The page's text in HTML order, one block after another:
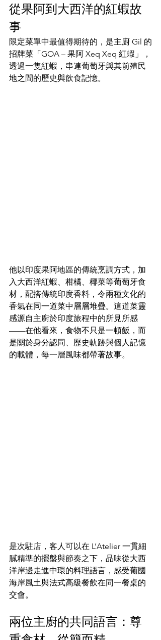
從果阿到大西洋的紅蝦故
事
限定菜單中最值得期待的，是主廚 Gil 的
招牌菜「GOA – 果阿 Xeq Xeq 紅蝦」，
透過一隻紅蝦，串連葡萄牙與其前殖民
地之間的歷史與飲食記憶。​
他以印度果阿地區的傳統烹調方式，加
入大西洋紅蝦、柑橘、椰菜等葡萄牙食
材，配搭傳統印度香料，令兩種文化的
香氣在同一道菜中層層堆疊。​這道菜靈
感源自主廚於印度旅程中的所見所感
——在他看來，食物不只是一頓飯，而
是關於身分認同、歷史軌跡與個人記憶
的載體，每一層風味都帶著故事。​
是次駐店，客人可以在 L’Atelier 一貫細
膩精準的擺盤與節奏之下，品味從大西
洋岸邊走進中環的料理語言，感受葡國
海岸風土與法式高級餐飲在同一餐桌的
交會。​
兩位主廚的共同語言：尊